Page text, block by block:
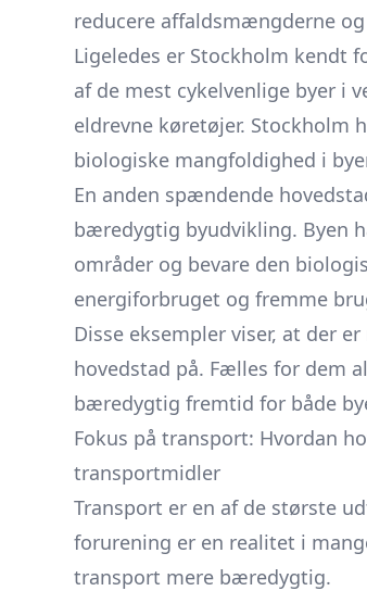
reducere affaldsmængderne
Ligeledes er Stockholm kendt
af de mest cykelvenlige byer i
eldrevne køretøjer. Stockholm
biologiske mangfoldighed i
En anden spændende
bæredygtig byudvikling. Byen
områder og bevare den
energiforbruget og fremme
Disse eksempler viser, at der
hovedstad på. Fælles for dem
bæredygtig fremtid for både
Fokus på transport: Hvordan
transportmidler
Transport er en af de største
forurening er en realitet i
transport mere bæredygtig.